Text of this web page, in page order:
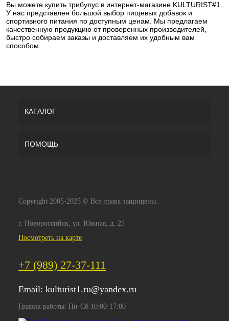
Вы можете купить трибулус в интернет-магазине KULTURIST#1.
У нас представлен большой выбор пищевых добавок и
спортивного питания по доступным ценам. Мы предлагаем
качественную продукцию от проверенных производителей,
быстро собираем заказы и доставляем их удобным вам
способом.
КАТАЛОГ
ПОМОЩЬ
Copyright 2005-2025 © Все права защищены.
г. Новороссийск, ул. Южная, д. 21
Посмотреть на карте
+7 (989) 27-37-111
Email: kulturist1.ru@yandex.ru
График работы: Пн-Сб 10:00-17:00